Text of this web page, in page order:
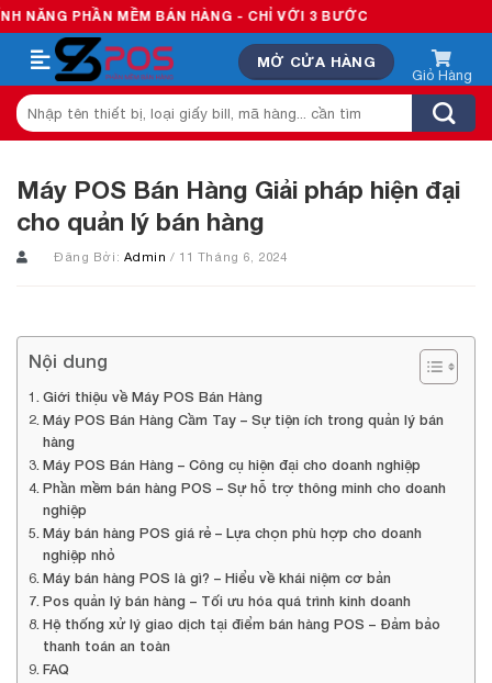
Skip
to
content
MỀM BÁN HÀNG - CHỈ VỚI 3 BƯỚC
MỞ CỬA HÀNG
Tìm
kiếm:
Máy POS Bán Hàng Giải pháp hiện đại
cho quản lý bán hàng
Đăng Bởi: Admin/ 11 Tháng 6, 2024
Nội dung
Giới thiệu về Máy POS Bán Hàng
Máy POS Bán Hàng Cầm Tay – Sự tiện ích trong quản lý bán
hàng
Máy POS Bán Hàng – Công cụ hiện đại cho doanh nghiệp
Phần mềm bán hàng POS – Sự hỗ trợ thông minh cho doanh
nghiệp
Máy bán hàng POS giá rẻ – Lựa chọn phù hợp cho doanh
nghiệp nhỏ
Máy bán hàng POS là gì? – Hiểu về khái niệm cơ bản
Pos quản lý bán hàng – Tối ưu hóa quá trình kinh doanh
Hệ thống xử lý giao dịch tại điểm bán hàng POS – Đảm bảo
thanh toán an toàn
FAQ